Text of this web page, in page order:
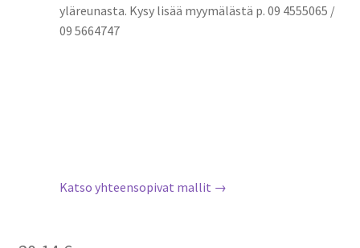
yläreunasta. Kysy lisää myymälästä p. 09 4555065 /
09 5664747
Katso yhteensopivat mallit →